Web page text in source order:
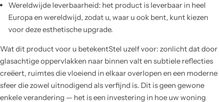
Wereldwijde leverbaarheid: het product is leverbaar in heel
Europa en wereldwijd, zodat u, waar u ook bent, kunt kiezen
voor deze esthetische upgrade.
Wat dit product voor u betekentStel uzelf voor: zonlicht dat door
glasachtige oppervlakken naar binnen valt en subtiele reflecties
creëert, ruimtes die vloeiend in elkaar overlopen en een moderne
sfeer die zowel uitnodigend als verfijnd is. Dit is geen gewone
enkele verandering — het is een investering in hoe uw woning